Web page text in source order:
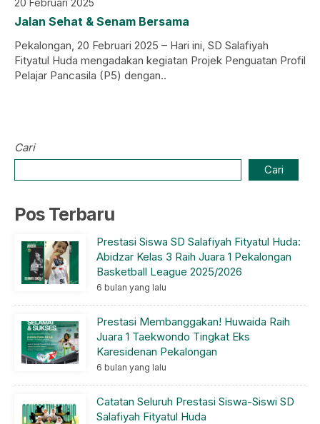
20 Februari 2025
Jalan Sehat & Senam Bersama
Pekalongan, 20 Februari 2025 – Hari ini, SD Salafiyah
Fityatul Huda mengadakan kegiatan Projek Penguatan Profil
Pelajar Pancasila (P5) dengan..
Cari
Cari
Pos Terbaru
Prestasi Siswa SD Salafiyah Fityatul Huda:
Abidzar Kelas 3 Raih Juara 1 Pekalongan
Basketball League 2025/2026
6 bulan yang lalu
Prestasi Membanggakan! Huwaida Raih
Juara 1 Taekwondo Tingkat Eks
Karesidenan Pekalongan
6 bulan yang lalu
Catatan Seluruh Prestasi Siswa-Siswi SD
Salafiyah Fityatul Huda